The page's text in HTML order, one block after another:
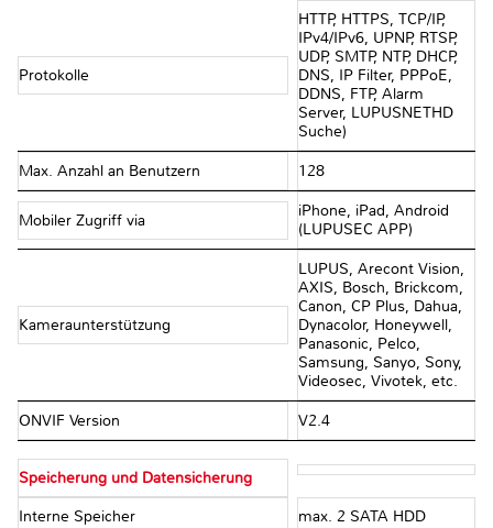
Protokolle
HTTP, HTTPS, TCP/IP,
IPv4/IPv6, UPNP, RTSP,
UDP, SMTP, NTP, DHCP,
DNS, IP Filter, PPPoE,
DDNS, FTP, Alarm
Server, LUPUSNETHD
Suche)
Max. Anzahl an Benutzern 128
Mobiler Zugriff via
iPhone, iPad, Android
(LUPUSEC APP)
Kameraunterstützung
LUPUS, Arecont Vision,
AXIS, Bosch, Brickcom,
Canon, CP Plus, Dahua,
Dynacolor, Honeywell,
Panasonic, Pelco,
Samsung, Sanyo, Sony,
Videosec, Vivotek, etc.
ONVIF Version V2.4
Speicherung und Datensicherung
Interne Speicher max. 2 SATA HDD